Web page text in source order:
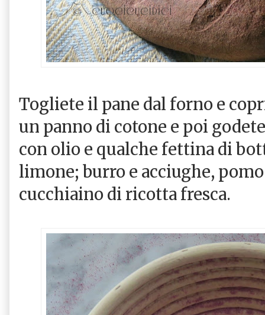
Togliete il pane dal forno e
un panno di cotone e poi
con olio e qualche fettina di
limone; burro e acciughe,
cucchiaino di ricotta fresca.